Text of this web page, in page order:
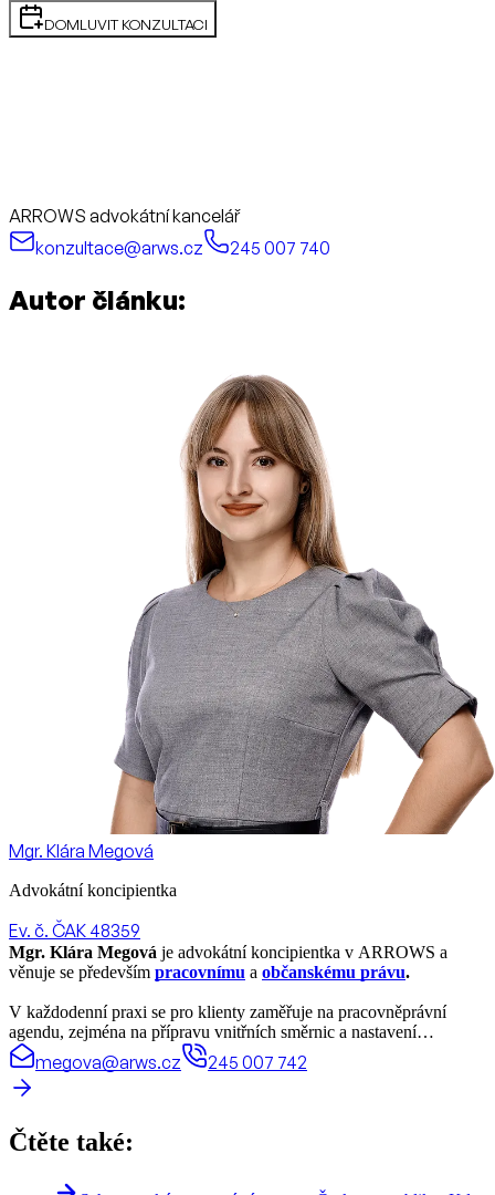
DOMLUVIT KONZULTACI
ARROWS advokátní kancelář
konzultace@arws.cz
245 007 740
Autor článku:
Mgr. Klára Megová
Advokátní koncipientka
Ev. č. ČAK 48359
Mgr. Klára Megová je advokátní koncipientka v ARROWS a
věnuje se především pracovnímu a občanskému právu.
V každodenní praxi se pro klienty zaměřuje na pracovněprávní
agendu, zejména na přípravu vnitřních směrnic a nastavení
pracovněprávních vztahů. Vedle toho se věnuje civilním sporům,
konkrétně například vymáhání nároků z nesplacených dluhopisů a
problematice náhrady škody.
Již během studia se intenzivně věnovala
zaměřením naprávo životního prostředí
megova@arws.cz 245 007 742
Čtěte také: